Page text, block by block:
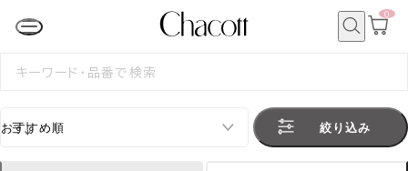
カ
0
検
絞り込み